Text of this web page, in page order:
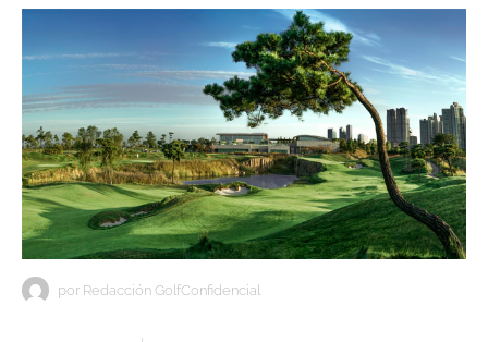
por Redacción GolfConfidencial